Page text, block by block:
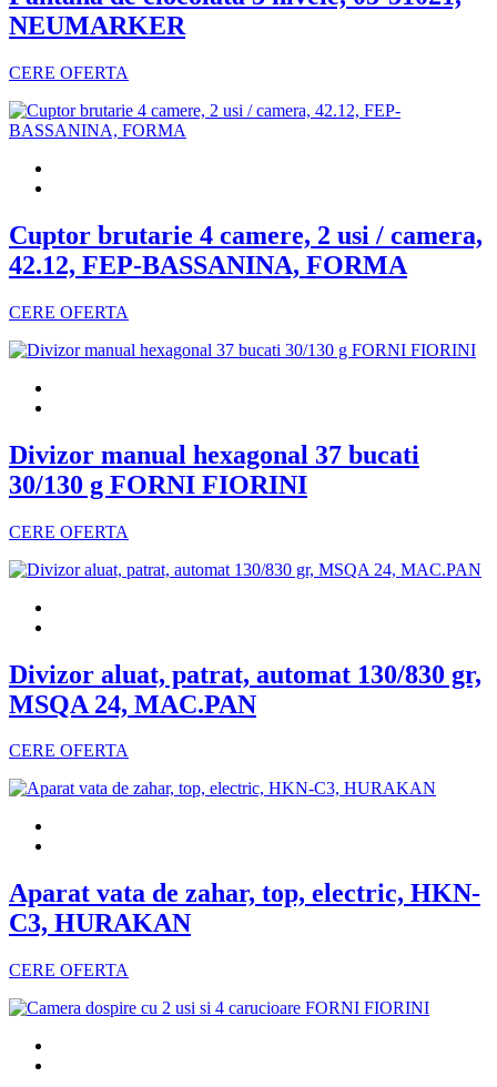
NEUMARKER
CERE OFERTA
Cuptor brutarie 4 camere, 2 usi / camera,
42.12, FEP-BASSANINA, FORMA
CERE OFERTA
Divizor manual hexagonal 37 bucati
30/130 g FORNI FIORINI
CERE OFERTA
Divizor aluat, patrat, automat 130/830 gr,
MSQA 24, MAC.PAN
CERE OFERTA
Aparat vata de zahar, top, electric, HKN-
C3, HURAKAN
CERE OFERTA